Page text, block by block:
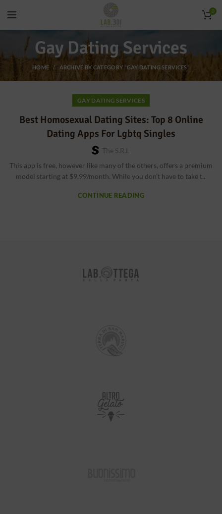
0
Gay Dating Services
HOME ARCHIVE BY CATEGORY "GAY DATING SERVICES"
GAY DATING SERVICES
Best Homosexual Dating Sites: Top 8 Online
Dating Apps For Lgbtq Singles
The S.r.l
This app is free, however like many of the others, offers a premium
model starting at $9.99/month. While you don’t have to take t...
CONTINUE READING